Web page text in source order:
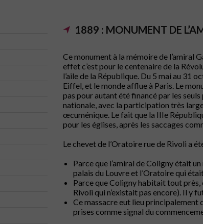
1889 : MONUMENT DE
Ce monument à la mémoire de l’amiral
effet c’est pour le centenaire de la
l’aile de la République. Du 5 mai au 31
Eiffel, et le monde afflue à Paris. Le
pas pour autant été financé par les
nationale, avec la participation très
œcuménique. Le fait que la IIIe
pour les églises, après les saccages
Le chevet de l’Oratoire rue de Rivoli a
Parce que l’amiral de Coligny était
palais du Louvre et l’Oratoire qui
Parce que Coligny habitait tout près,
Rivoli qui n’existait pas encore). Il y
Ce massacre eut lieu principalement
prises comme signal du